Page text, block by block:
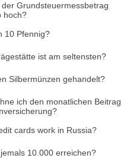
der Grundsteuermessbetrag
hoch?
10 Pfennig?
ist am seltensten?
Silbermünzen gehandelt?
ich den monatlichen Beitrag
cards work in Russia?
10.000 erreichen?